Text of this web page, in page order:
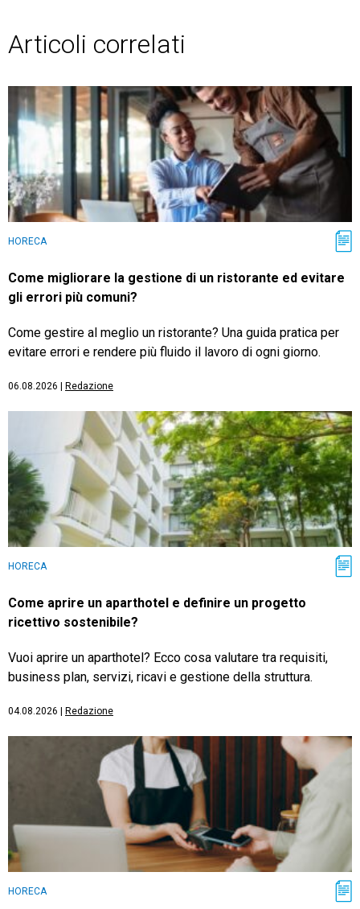
Articoli correlati
HORECA
Come migliorare la gestione di un ristorante ed evitare
gli errori più comuni?
Come gestire al meglio un ristorante? Una guida pratica per
evitare errori e rendere più fluido il lavoro di ogni giorno.
06.08.2026 Redazione
HORECA
Come aprire un aparthotel e definire un progetto
ricettivo sostenibile?
Vuoi aprire un aparthotel? Ecco cosa valutare tra requisiti,
business plan, servizi, ricavi e gestione della struttura.
04.08.2026 Redazione
HORECA